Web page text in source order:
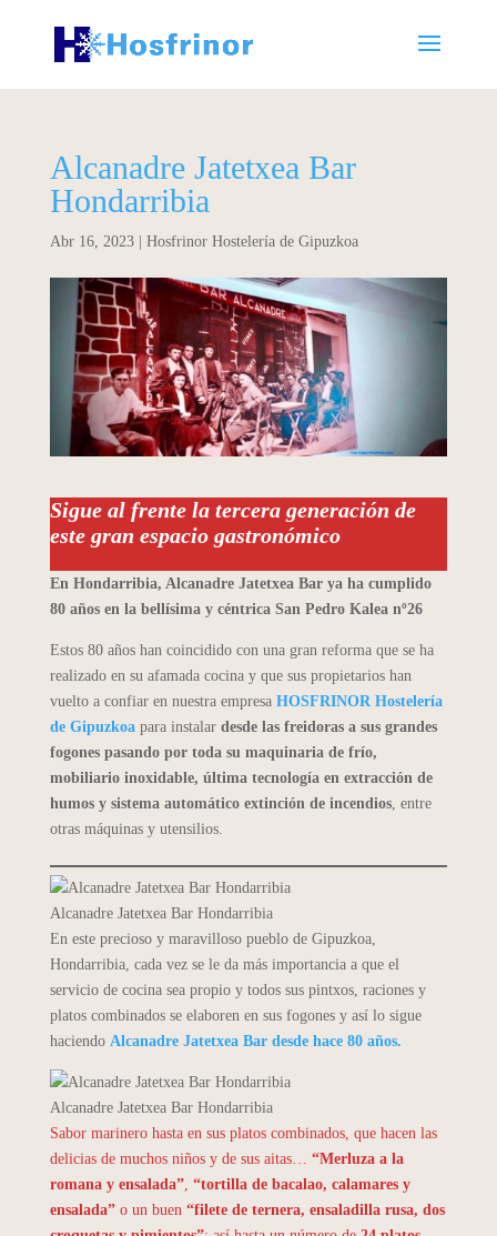
Alcanadre Jatetxea Bar
Hondarribia
Abr 16, 2023| Hosfrinor Hostelería de Gipuzkoa
Sigue al frente la tercera generación de
este gran espacio gastronómico
En Hondarribia, Alcanadre Jatetxea Bar ya ha cumplido
80 años en la bellísima y céntrica San Pedro Kalea nº26
Estos 80 años han coincidido con una gran reforma que se ha
realizado en su afamada cocina y que sus propietarios han
vuelto a confiar en nuestra empresa HOSFRINOR Hostelería
de Gipuzkoapara instalar desde las freidoras a sus grandes
fogones pasando por toda su maquinaria de frío,
mobiliario inoxidable, última tecnología en extracción de
humos y sistema automático extinción de incendios, entre
otras máquinas y utensilios.
Alcanadre Jatetxea Bar Hondarribia
En este precioso y maravilloso pueblo de Gipuzkoa,
Hondarribia, cada vez se le da más importancia a que el
servicio de cocina sea propio y todos sus pintxos, raciones y
platos combinados se elaboren en sus fogones y así lo sigue
haciendo Alcanadre Jatetxea Bar desde hace 80 años.
Alcanadre Jatetxea Bar Hondarribia
Sabor marinero hasta en sus platos combinados, que hacen las
delicias de muchos niños y de sus aitas… “Merluza a la
romana y ensalada”, “tortilla de bacalao, calamares y
ensalada”o un buen “filete de ternera, ensaladilla rusa, dos